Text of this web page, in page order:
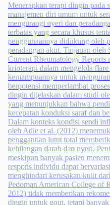
Menerapkan terapi dingin pada
manajemen diri umum untuk
mengurangi nyeri dan
terbatas yang secara khusus
penggunaannya didukung oleh
peradangan akut. Tinjauan oleh
Current Rheumatology Reports
krioterapi dalam mengelola
kemampuannya untuk
berpotensi memperlambat
dingin dijelaskan dalam studi
yang menunjukkan bahwa
kecepatan konduksi saraf dan
Dalam konteks kondisi sendi
oleh Adie et al. (2012)
penggantian lutut total
kehilangan darah dan nyeri.
meskipun banyak pasien
respons individu dapat
menghindari kerusakan kulit
Pedoman American College of
2012) tidak memberikan
dingin untuk gout, tetapi